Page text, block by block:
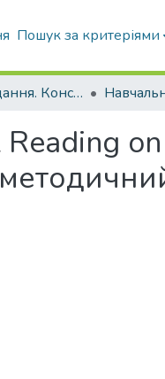
Пошук за критеріями
Навчальні видання. Конспекти лекцій